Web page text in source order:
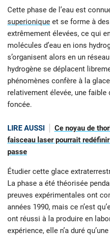
Cette phase de l’eau est
superionique et se forme à
extrêmement élevées, ce qui
molécules d’eau en ions
s’organisent alors en un
hydrogène se déplacent
phénomènes confère à la
relativement élevée, une
foncée.
LIRE AUSSI
Ce noyau de
faisceau laser pourrait
passe
Étudier cette glace
La phase a été théorisée
preuves expérimentales ont
années 1990, mais ce n’est
ont réussi à la produire en
expérience, elle n’a duré